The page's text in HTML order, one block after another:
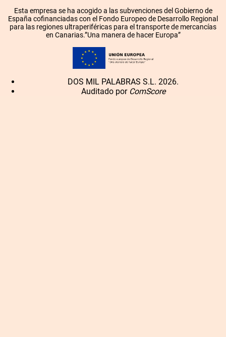
Esta empresa se ha acogido a las subvenciones del Gobierno de
España cofinanciadas con el Fondo Europeo de Desarrollo Regional
para las regiones ultraperiféricas para el transporte de mercancías
en Canarias.”Una manera de hacer Europa”
DOS MIL PALABRAS S.L. 2026.
Auditado por ComScore